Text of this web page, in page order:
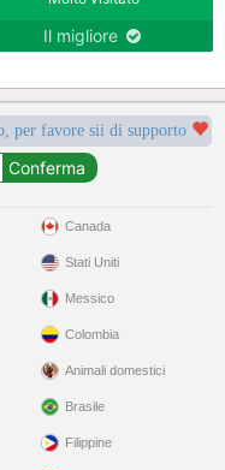
Il migliore
per favore sii di supporto
Canada
Stati Uniti
Messico
Colombia
Animali domestici
Brasile
Filippine